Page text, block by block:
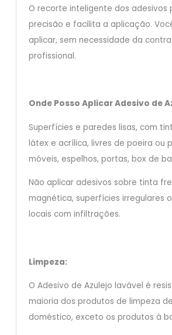
O recorte inteligente dos adesivos
precisão e facilita a aplicação.
aplicar, sem necessidade da
profissional.
Onde Posso Aplicar Adesivo de
Superfícies e paredes lisas, com
látex e acrílica, livres de poeira ou
móveis, espelhos, portas, box de
Não aplicar adesivos sobre tinta
magnética, superfícies irregulares
locais com infiltrações.
Limpeza:
O Adesivo de Azulejo lavável é
maioria dos produtos de limpeza
doméstico, exceto os produtos à